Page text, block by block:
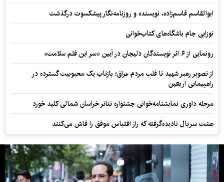
ابوالقاسم قاسم‌زاده، نویسنده و روزنامه‌نگار پیشکسوت درگذشت
نوزایی جام باشگاه‌های کتاب‌خوانی
رونمایی از ۶ اثر نویسندگان دلیجان در آیین «سر این قلم سلامت»
از تصویر رهبر شهید تا قلب مردم عراق؛ بازتاب یک محبوبیت گسترده در
راهپیمایی اربعین
مرحله داوری نمایشنامه‌خوانی جشنواره تئاتر خراسان شمالی کلید خورد
هشت سریال نادیده‌گرفته که راز اقتباس موفق را فاش می‌کنند